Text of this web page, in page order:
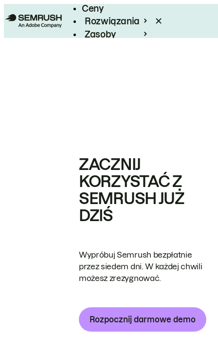
Ceny
Rozwiązania
Zasoby
ZACZNIJ
KORZYSTAĆ Z
SEMRUSH JUŻ
DZIŚ
Wypróbuj Semrush bezpłatnie
przez siedem dni. W każdej chwili
możesz zrezygnować.
Rozpocznij darmowe demo